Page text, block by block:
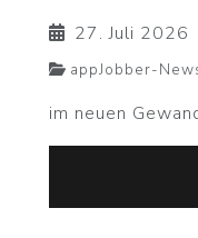
27. Juli 2026
appJobber-
im neuen